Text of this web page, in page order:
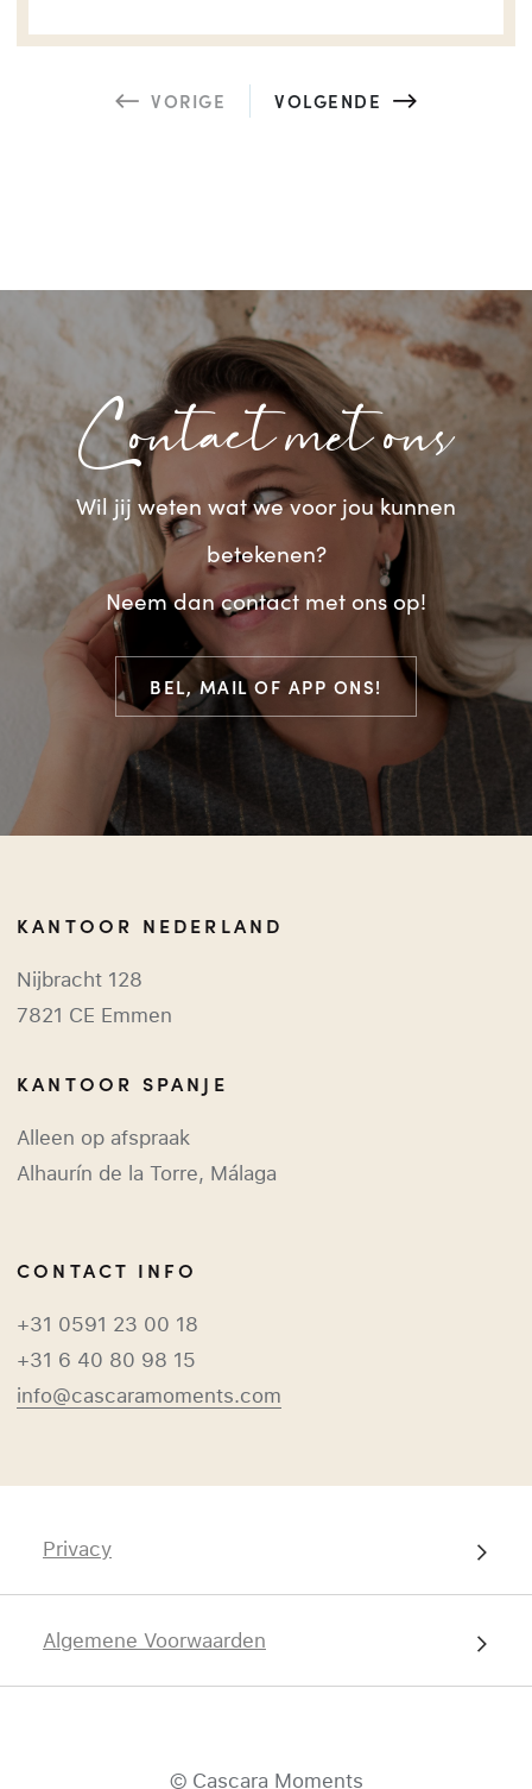
VORIGE VOLGENDE
Contact met ons
Wil jij weten wat we voor jou kunnen
betekenen?
Neem dan contact met ons op!
BEL, MAIL OF APP ONS!
KANTOOR NEDERLAND
Nijbracht 128
7821 CE Emmen
KANTOOR SPANJE
Alleen op afspraak
Alhaurín de la Torre, Málaga
CONTACT INFO
+31 0591 23 00 18
+31 6 40 80 98 15
info@cascaramoments.com
© Cascara Moments
Privacy
Algemene Voorwaarden